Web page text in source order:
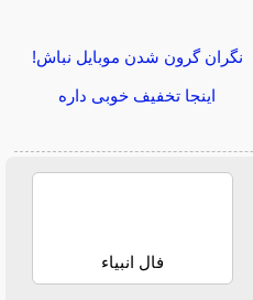
نگران گرون شدن موبایل نباش!
اینجا تخفیف خوبی داره
فال انبیاء